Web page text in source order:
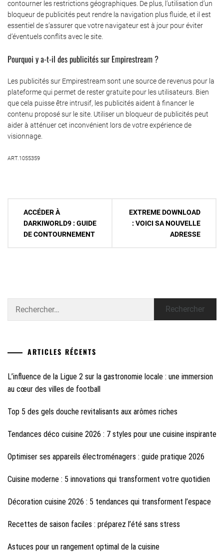
contourner les restrictions géographiques. De plus, l’utilisation d’un
bloqueur de publicités peut rendre la navigation plus fluide, et il est
essentiel de s’assurer que votre navigateur est à jour pour éviter
d’éventuels conflits avec le site.
Pourquoi y a-t-il des publicités sur Empirestream ?
Les publicités sur Empirestream sont une source de revenus pour la
plateforme qui permet de rester gratuite pour les utilisateurs. Bien
que cela puisse être intrusif, les publicités aident à financer le
contenu proposé sur le site. Utiliser un bloqueur de publicités peut
aider à atténuer cet inconvénient lors de votre expérience de
visionnage.
ART.1055359
Navigation
l’article
ACCÉDER À
DARKIWORLD9 : GUIDE
DE CONTOURNEMENT
EXTREME DOWNLOAD
: VOICI SA NOUVELLE
ADRESSE
ARTICLES RÉCENTS
L’influence de la Ligue 2 sur la gastronomie locale : une immersion
au cœur des villes de football
Top 5 des gels douche revitalisants aux arômes riches
Tendances déco cuisine 2026 : 7 styles pour une cuisine inspirante
Optimiser ses appareils électroménagers : guide pratique 2026
Cuisine moderne : 5 innovations qui transforment votre quotidien
Décoration cuisine 2026 : 5 tendances qui transforment l’espace
Recettes de saison faciles : préparez l’été sans stress
Astuces pour un rangement optimal de la cuisine